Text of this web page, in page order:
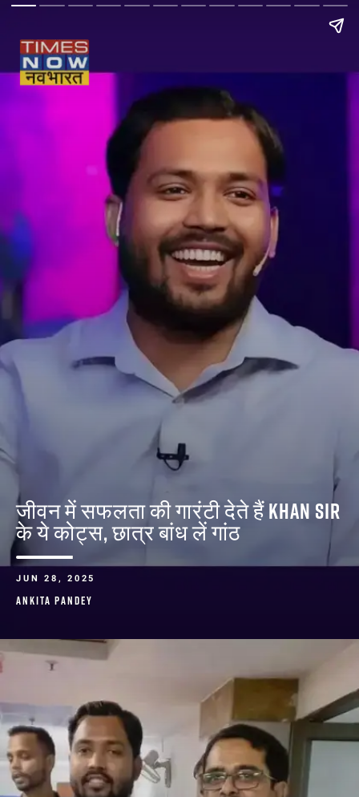
जीवन में सफलता की गारंटी देते हैं KHAN SIR
के ये कोट्स, छात्र बांध लें गांठ
JUN 28, 2025
ANKITA PANDEY